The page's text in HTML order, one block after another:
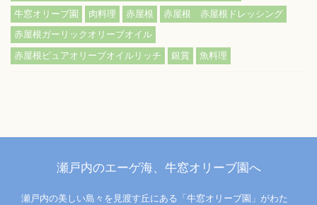
牛窓オリーブ園
肉料理 赤屋根
赤屋根 赤屋根ドレッシング
赤屋根ガーリックオリーブオイル
赤屋根ピュアオリーブオイルリッチ
銀賞 魚料理
瀬戸内のエーゲ海、牛窓オリーブ園へ
瀬戸内の美しい島々を見渡す丘にある「牛窓オリーブ園」がわた